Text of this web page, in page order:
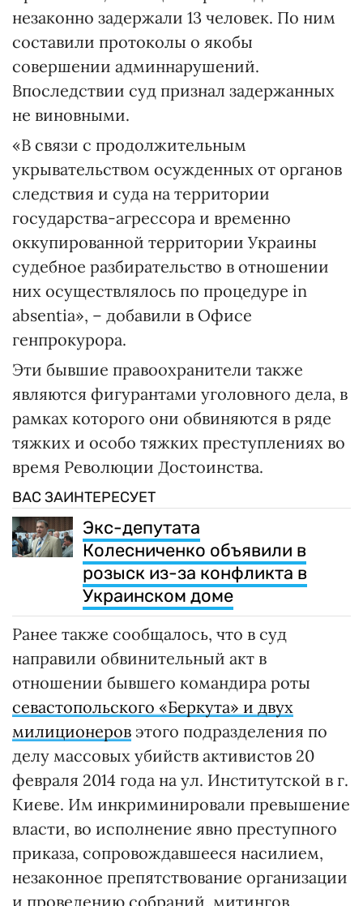
незаконно задержали 13 человек. По ним
составили протоколы о якобы
совершении админнарушений.
Впоследствии суд признал задержанных
не виновными.
«В связи с продолжительным
укрывательством осужденных от органов
следствия и суда на территории
государства-агрессора и временно
оккупированной территории Украины
судебное разбирательство в отношении
них осуществлялось по процедуре in
absentia», – добавили в Офисе
генпрокурора.
Эти бывшие правоохранители также
являются фигурантами уголовного дела, в
рамках которого они обвиняются в ряде
тяжких и особо тяжких преступлениях во
время Революции Достоинства.
ВАС ЗАИНТЕРЕСУЕТ
Экс-депутата
Колесниченко объявили в
розыск из-за конфликта в
Украинском доме
Ранее также сообщалось, что в суд
направили обвинительный акт в
отношении бывшего командира роты
севастопольского «Беркута» и двух
милиционеров этого подразделения по
делу массовых убийств активистов 20
февраля 2014 года на ул. Институтской в г.
Киеве. Им инкриминировали превышение
власти, во исполнение явно преступного
приказа, сопровождавшееся насилием,
незаконное препятствование организации
и проведению собраний, митингов,